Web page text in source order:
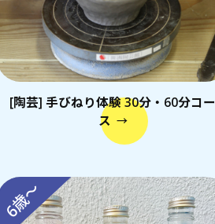
[陶芸] 手びねり体験 30分・60分コー
ス →
6歳～